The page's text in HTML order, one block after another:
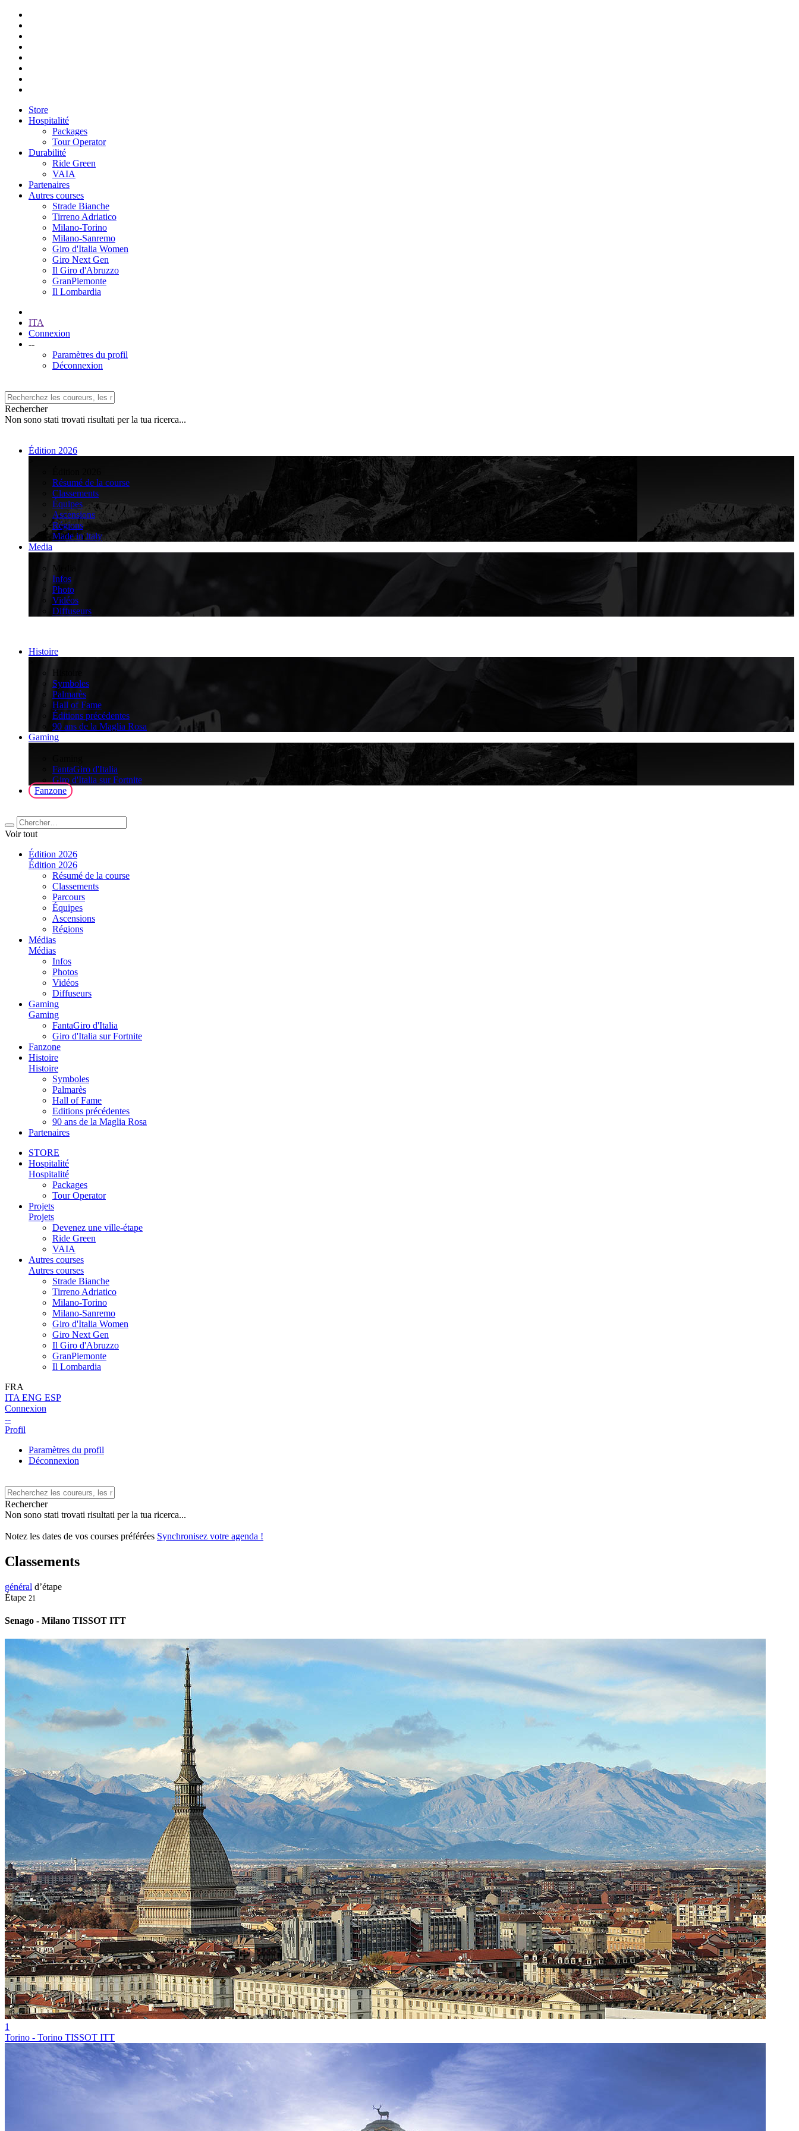
Store
Hospitalité
Packages
Tour Operator
Durabilité
Ride Green
VAIA
Partenaires
Autres courses
Strade Bianche
Tirreno Adriatico
Milano-Torino
Milano-Sanremo
Giro d'Italia Women
Giro Next Gen
Il Giro d'Abruzzo
GranPiemonte
Il Lombardia
ITA
Connexion
--
Paramètres du profil
Déconnexion
Rechercher
Non sono stati trovati risultati per la tua ricerca...
Édition 2026
Résumé de la course
Classements
Équipes
Ascensions
Régions
Made in Italy
Media
Media
Infos
Photo
Vidéos
Diffuseurs
Histoire
Histoire
Symboles
Palmarès
Hall of Fame
Éditions précédentes
90 ans de la Maglia Rosa
Gaming
FantaGiro d'Italia
Giro d'Italia sur Fortnite
Fanzone
Voir tout
Édition 2026
Édition 2026
Résumé de la course
Classements
Parcours
Équipes
Ascensions
Régions
Médias
Médias
Infos
Photos
Vidéos
Diffuseurs
Gaming
Gaming
FantaGiro d'Italia
Giro d'Italia sur Fortnite
Fanzone
Histoire
Histoire
Symboles
Palmarès
Hall of Fame
Editions précédentes
90 ans de la Maglia Rosa
Partenaires
STORE
Hospitalité
Hospitalité
Packages
Tour Operator
Projets
Projets
Devenez une ville-étape
Ride Green
VAIA
Autres courses
Autres courses
Strade Bianche
Tirreno Adriatico
Milano-Torino
Milano-Sanremo
Giro d'Italia Women
Giro Next Gen
Il Giro d'Abruzzo
GranPiemonte
Il Lombardia
FRA
ITA ENG ESP
Connexion
--
Profil
Paramètres du profil
Déconnexion
Rechercher
Non sono stati trovati risultati per la tua ricerca...
Notez les dates de vos courses préférées Synchronisez votre agenda !
Classements
général d’étape
Étape 21
Senago - Milano TISSOT ITT
1
Torino - Torino TISSOT ITT